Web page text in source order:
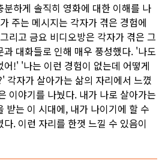
하게 솔직히 영화에 대한 이해를 나
주는 메시지는 각자가 겪은 경험에
리고 금요 비디오방은 각자가 겪은 그
대화들로 인해 매우 풍성했다. '나도
!' '나는 이런 경험이 없는데 어떻게
각자가 살아가는 삶의 자리에서 느꼈
이야기를 나눴다. 내가 나로 살아가는
받는 이 시대에, 내가 나이기에 할 수
. 이런 자리를 한껏 느낄 수 있음이